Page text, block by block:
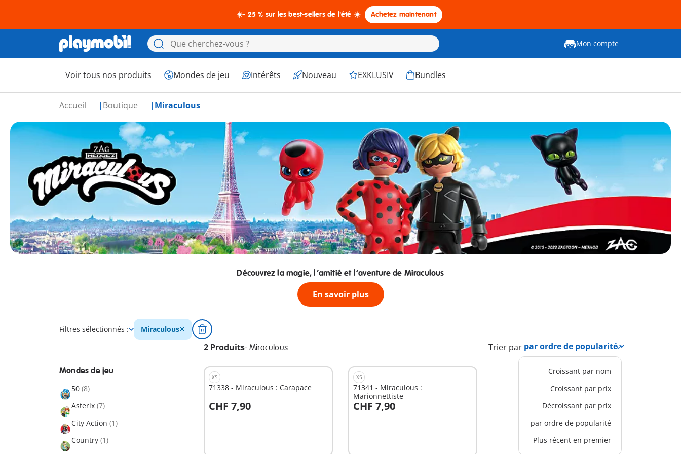
☀️- 25 % sur les best-sellers de l'été ☀️ Achetez maintenant
Mon compte
Voir tous nos produits Mondes de jeu Intérêts Nouveau EXKLUSIV Bundles
Accueil Boutique Miraculous
Découvrez la magie, l’amitié et l’aventure de Miraculous
En savoir plus
Filtres sélectionnés : Miraculous
2 Produits- Miraculous Trier par
Croissant par nom
Croissant par prix
Décroissant par prix
par ordre de popularité
Plus récent en premier
Mondes de jeu
50 (8)
Asterix (7)
City Action (1)
Country (1)
XS
71338 - Miraculous : Carapace
CHF 7,90
Au panier
XS
71341 - Miraculous :
Marionnettiste
CHF 7,90
Au panier